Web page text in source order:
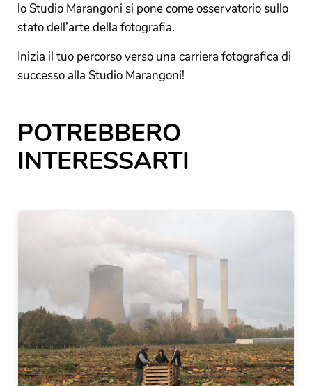
lo Studio Marangoni si pone come osservatorio sullo
stato dell’arte della fotografia.
Inizia il tuo percorso verso una carriera fotografica di
successo alla Studio Marangoni!
POTREBBERO
INTERESSARTI